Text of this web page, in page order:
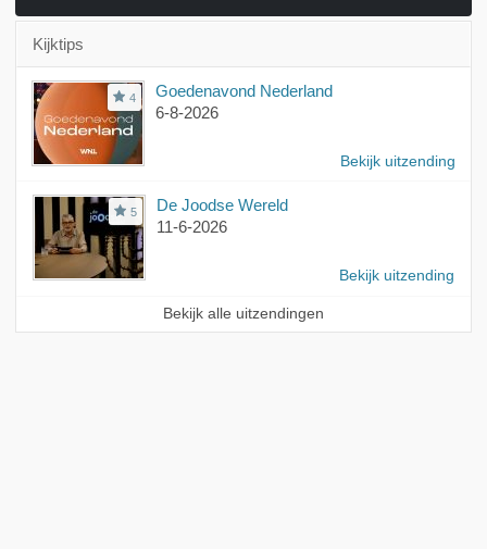
Kijktips
4
Goedenavond Nederland
6-8-2026
Bekijk uitzending
5
De Joodse Wereld
11-6-2026
Bekijk uitzending
Bekijk alle uitzendingen